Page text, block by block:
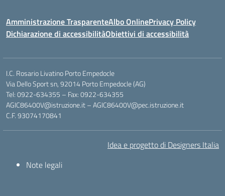
Amministrazione TrasparenteAlbo OnlinePrivacy Policy
Dichiarazione di accessibilitàObiettivi di accessibilità
I.C. Rosario Livatino Porto Empedocle
Via Dello Sport sn, 92014 Porto Empedocle (AG)
Tel: 0922-634355 – Fax: 0922-634355
AGIC86400V@istruzione.it–AGIC86400V@pec.istruzione.it
C.F. 93074170841
Idea e progetto di Designers Italia
Note legali